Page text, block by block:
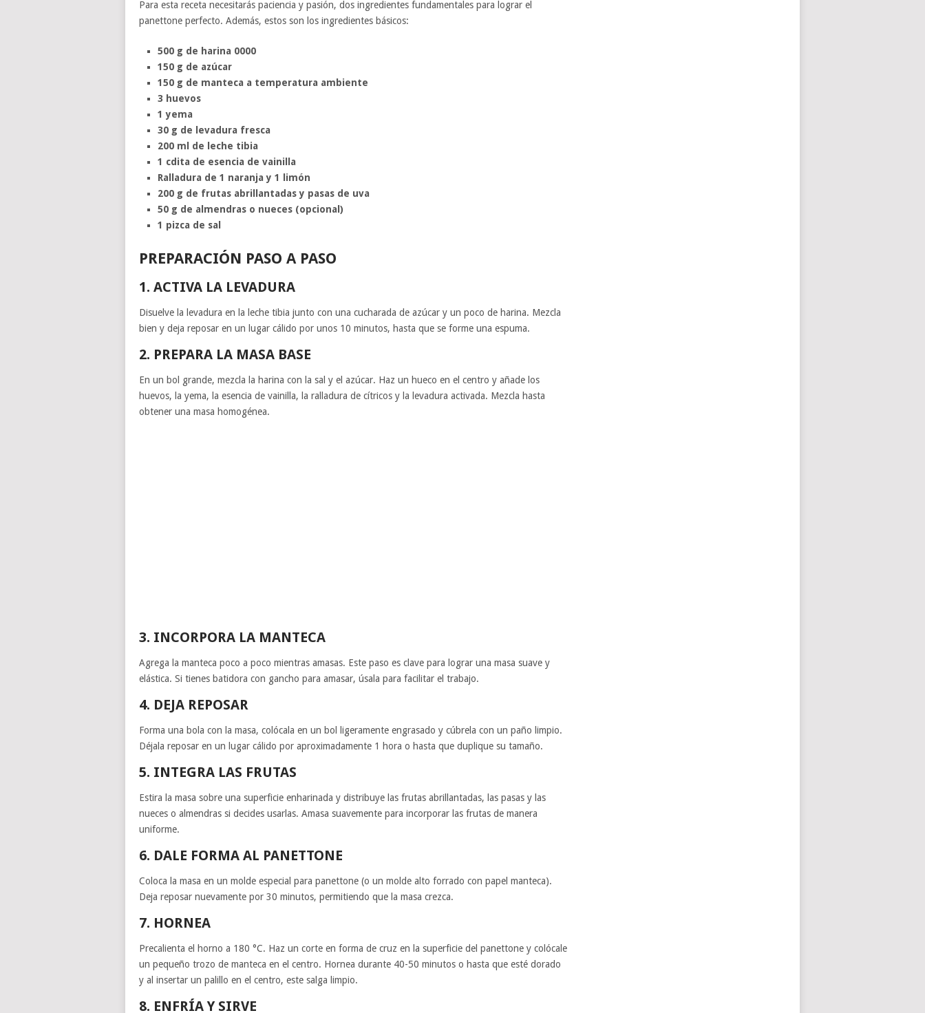
Para esta receta necesitarás paciencia y pasión, dos ingredientes fundamentales para lograr el
panettone perfecto. Además, estos son los ingredientes básicos:
500 g de harina 0000
150 g de azúcar
150 g de manteca a temperatura ambiente
3 huevos
1 yema
30 g de levadura fresca
200 ml de leche tibia
1 cdita de esencia de vainilla
Ralladura de 1 naranja y 1 limón
200 g de frutas abrillantadas y pasas de uva
50 g de almendras o nueces (opcional)
1 pizca de sal
PREPARACIÓN PASO A PASO
1. ACTIVA LA LEVADURA
Disuelve la levadura en la leche tibia junto con una cucharada de azúcar y un poco de harina. Mezcla
bien y deja reposar en un lugar cálido por unos 10 minutos, hasta que se forme una espuma.
2. PREPARA LA MASA BASE
En un bol grande, mezcla la harina con la sal y el azúcar. Haz un hueco en el centro y añade los
huevos, la yema, la esencia de vainilla, la ralladura de cítricos y la levadura activada. Mezcla hasta
obtener una masa homogénea.
3. INCORPORA LA MANTECA
Agrega la manteca poco a poco mientras amasas. Este paso es clave para lograr una masa suave y
elástica. Si tienes batidora con gancho para amasar, úsala para facilitar el trabajo.
4. DEJA REPOSAR
Forma una bola con la masa, colócala en un bol ligeramente engrasado y cúbrela con un paño limpio.
Déjala reposar en un lugar cálido por aproximadamente 1 hora o hasta que duplique su tamaño.
5. INTEGRA LAS FRUTAS
Estira la masa sobre una superficie enharinada y distribuye las frutas abrillantadas, las pasas y las
nueces o almendras si decides usarlas. Amasa suavemente para incorporar las frutas de manera
uniforme.
6. DALE FORMA AL PANETTONE
Coloca la masa en un molde especial para panettone (o un molde alto forrado con papel manteca).
Deja reposar nuevamente por 30 minutos, permitiendo que la masa crezca.
7. HORNEA
Precalienta el horno a 180 °C. Haz un corte en forma de cruz en la superficie del panettone y colócale
un pequeño trozo de manteca en el centro. Hornea durante 40-50 minutos o hasta que esté dorado
y al insertar un palillo en el centro, este salga limpio.
8. ENFRÍA Y SIRVE